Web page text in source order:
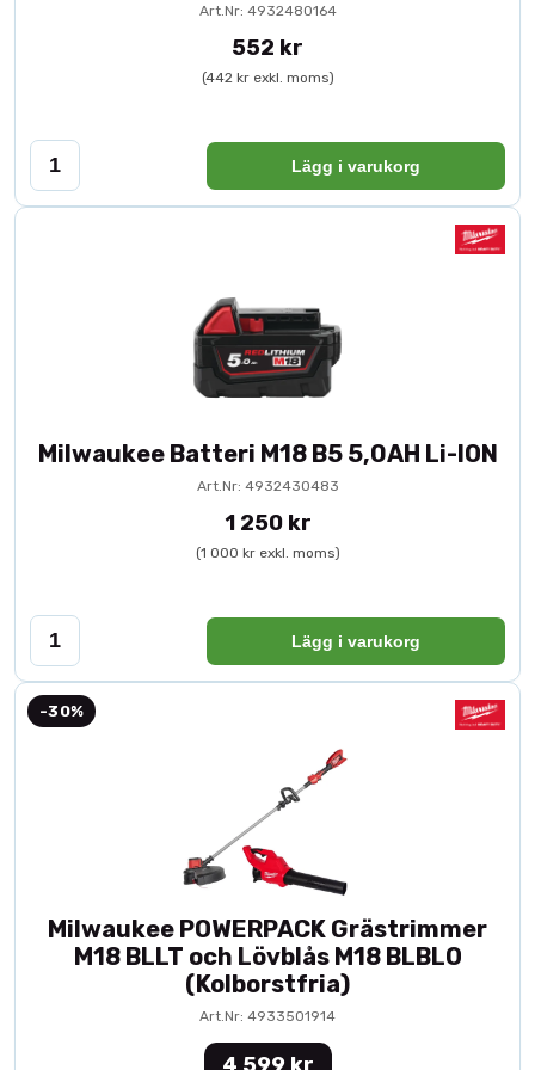
Art.Nr: 4932480164
552 kr
(442 kr exkl. moms)
Lägg i varukorg
Milwaukee Batteri M18 B5 5,0AH Li-ION
Art.Nr: 4932430483
1 250 kr
(1 000 kr exkl. moms)
Lägg i varukorg
-30%
Milwaukee POWERPACK Grästrimmer
M18 BLLT och Lövblås M18 BLBLO
(Kolborstfria)
Art.Nr: 4933501914